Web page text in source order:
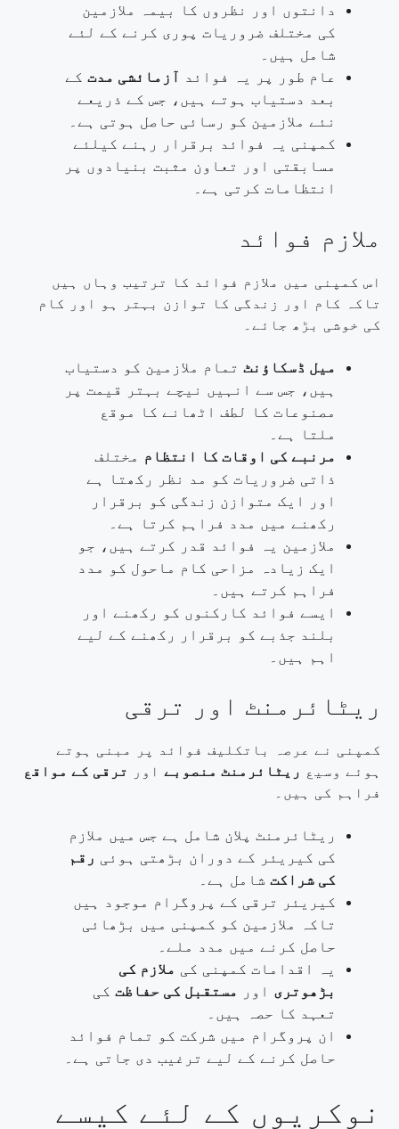
دانتوں اور نظروں کا بیمہ ملازمین
کی مختلف ضروریات پوری کرنے کے لئے
شامل ہیں۔
عام طور پر یہ فوائد آزمائشی مدت کے
بعد دستیاب ہوتے ہیں، جس کے ذریعے
نئے ملازمین کو رسائی حاصل ہوتی ہے۔
کمپنی یہ فوائد برقرار رہنے کیلئے
مسابقتی اور تعاون مثبت بنیادوں پر
انتظامات کرتی ہے۔
ملازم فوائد
اس کمپنی میں ملازم فوائد کا ترتیب وہاں ہیں
تاکہ کام اور زندگی کا توازن بہتر ہو اور کام
کی خوشی بڑھ جائے۔
میل ڈسکاؤنٹ تمام ملازمین کو دستیاب
ہیں، جس سے انہیں نیچے بہتر قیمت پر
مصنوعات کا لطف اٹھانے کا موقع
ملتا ہے۔
مرنبے کی اوقات کا انتظام مختلف
ذاتی ضروریات کو مد نظر رکھتا ہے
اور ایک متوازن زندگی کو برقرار
رکھنے میں مدد فراہم کرتا ہے۔
ملازمین یہ فوائد قدر کرتے ہیں، جو
ایک زیادہ مزاحی کام ماحول کو مدد
فراہم کرتے ہیں۔
ایسے فوائد کارکنوں کو رکھنے اور
بلند جذبے کو برقرار رکھنے کے لیے
اہم ہیں۔
ریٹائرمنٹ اور ترقی
کمپنی نے عرصہ باتکلیف فوائد پر مبنی ہوتے
ہوئے وسیع ریٹائرمنٹ منصوبے اور ترقی کے مواقع
فراہم کی ہیں۔
ریٹائرمنٹ پلان شامل ہے جس میں ملازم
کی کیریئر کے دوران بڑھتی ہوئی رقم
کی شراکت شامل ہے۔
کیریئر ترقی کے پروگرام موجود ہیں
تاکہ ملازمین کو کمپنی میں بڑھائی
حاصل کرنے میں مدد ملے۔
یہ اقدامات کمپنی کی ملازم کی
بڑھوتری اور مستقبل کی حفاظت کی
تعہد کا حصہ ہیں۔
ان پروگرام میں شرکت کو تمام فوائد
حاصل کرنے کے لیے ترغیب دی جاتی ہے۔
نوکریوں کے لئے کیسے